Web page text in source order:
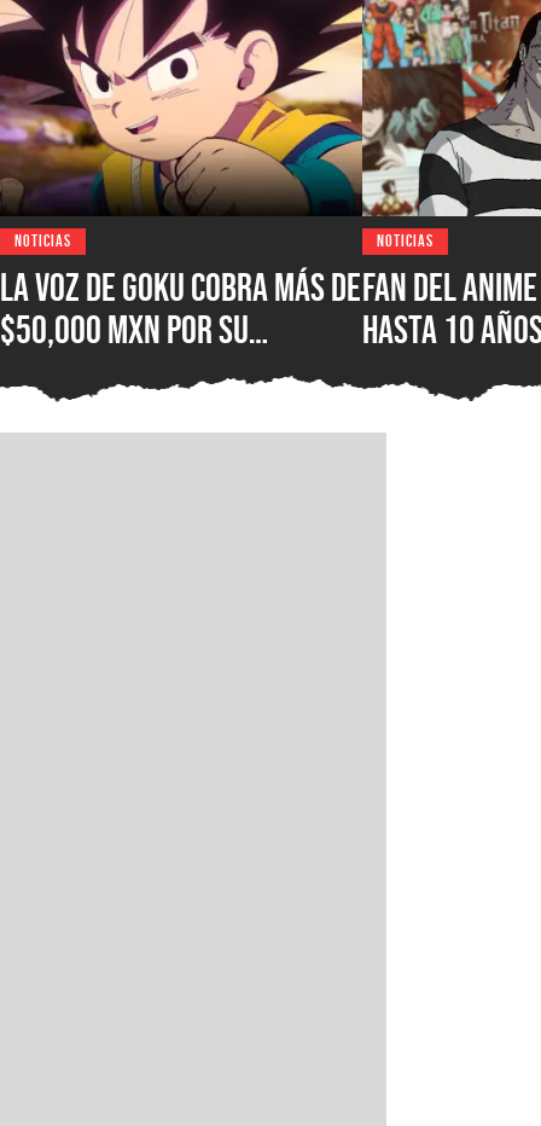
NOTICIAS
La voz de Goku cobra más de
$50,000 MXN por su
autógrafo y los fans
consideran que es un precio
NOTICIAS
Fan del
hasta 10
por hacer
de no poder